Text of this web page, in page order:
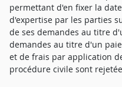
permettant d'en fixer la
d'expertise par les parties
de ses demandes au titre
demandes au titre d'un
et de frais par application
procédure civile sont